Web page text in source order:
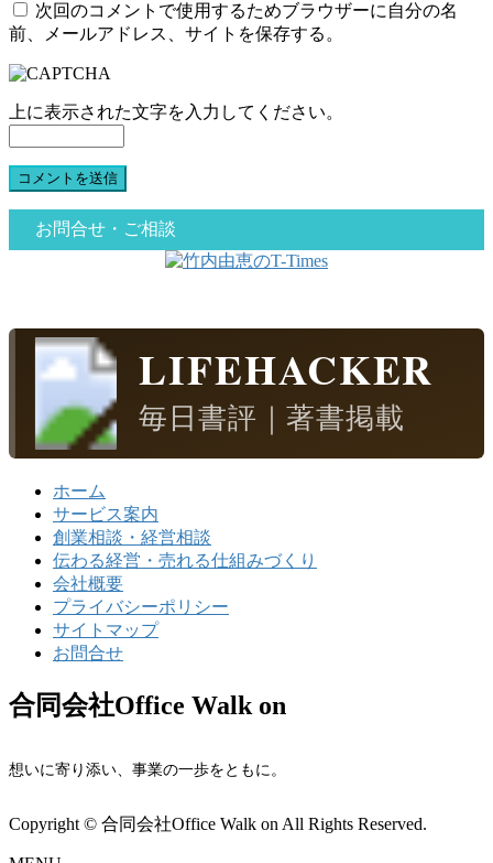
次回のコメントで使用するためブラウザーに自分の名
前、メールアドレス、サイトを保存する。
上に表示された文字を入力してください。
お問合せ・ご相談
LIFEHACKER
毎日書評｜著書掲載
ホーム
サービス案内
創業相談・経営相談
伝わる経営・売れる仕組みづくり
会社概要
プライバシーポリシー
サイトマップ
お問合せ
合同会社Office Walk on
想いに寄り添い、事業の一歩をともに。
Copyright © 合同会社Office Walk on All Rights Reserved.